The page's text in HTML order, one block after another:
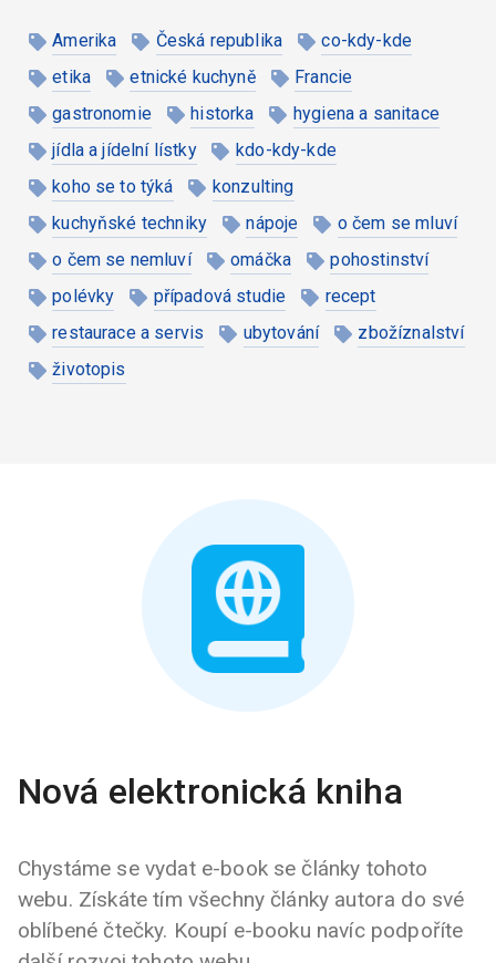
Amerika Česká republika
co-kdy-kde
etika
etnické kuchyně
Francie
gastronomie
historka
hygiena a sanitace
jídla a jídelní lístky
kdo-kdy-kde
koho se to týká
konzulting
kuchyňské techniky
nápoje
o čem se mluví
o čem se nemluví
omáčka
pohostinství
polévky
případová studie
recept
restaurace a servis
ubytování
zbožíznalství
životopis
Nová elektronická kniha
Chystáme se vydat e-book se články tohoto
webu. Získáte tím všechny články autora do své
oblíbené čtečky. Koupí e-booku navíc podpoříte